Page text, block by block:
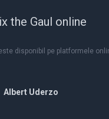
Albert Uderzo
the Gaul online
disponibil pe platformele